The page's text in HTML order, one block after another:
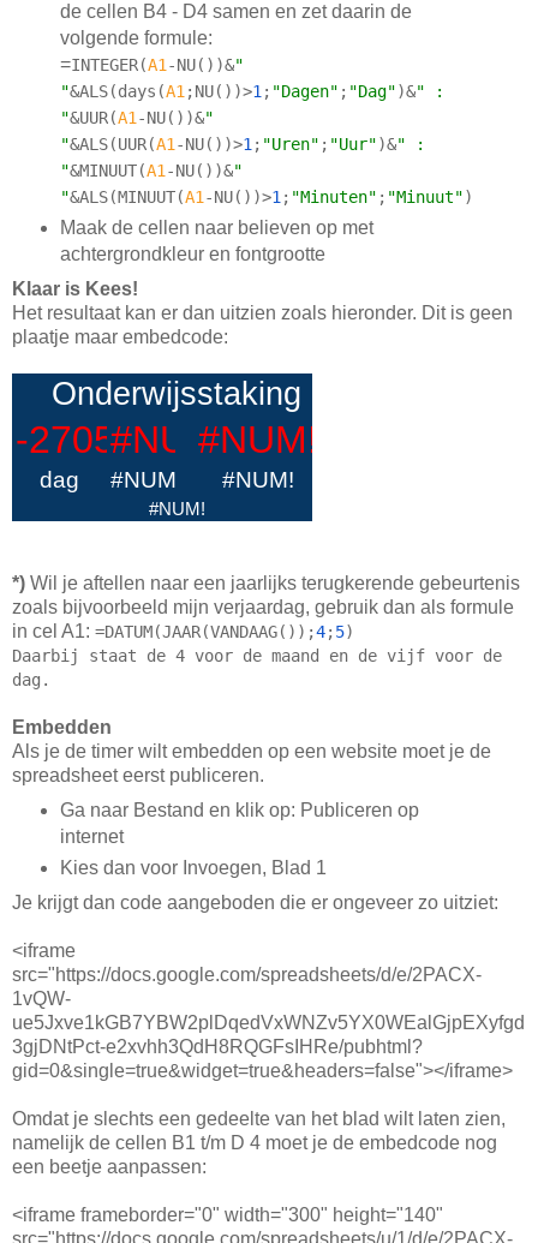
de cellen B4 - D4 samen en zet daarin de
volgende formule:
=INTEGER(A1-NU( ) )&"
"&ALS(days (A1;NU( ) )>1; "Dagen" ; "Dag")&" :
"&UUR(A1-NU( ) )&"
"&ALS(UUR(A1-NU( ) )>1; "Uren" ; "Uur")&" :
"&MINUUT(A1-NU( ) )&"
"&ALS(MINUUT(A1-NU( ) )>1; "Minuten" ; "Minuut")
Maak de cellen naar believen op met
achtergrondkleur en fontgrootte
Klaar is Kees!
Het resultaat kan er dan uitzien zoals hieronder. Dit is geen
plaatje maar embedcode:
*) Wil je aftellen naar een jaarlijks terugkerende gebeurtenis
zoals bijvoorbeeld mijn verjaardag, gebruik dan als formule
in cel A1: =DATUM(JAAR(VANDAAG( ) ) ;4;5)
Daarbij staat de 4 voor de maand en de vijf voor de
dag.
Embedden
Als je de timer wilt embedden op een website moet je de
spreadsheet eerst publiceren.
Ga naar Bestand en klik op: Publiceren op
internet
Kies dan voor Invoegen, Blad 1
Je krijgt dan code aangeboden die er ongeveer zo uitziet:
<iframe
src="https://docs.google.com/spreadsheets/d/e/2PACX-
1vQW-
ue5Jxve1kGB7YBW2plDqedVxWNZv5YX0WEalGjpEXyfgd
3gjDNtPct-e2xvhh3QdH8RQGFsIHRe/pubhtml?
gid=0&single=true&widget=true&headers=false"></iframe>
Omdat je slechts een gedeelte van het blad wilt laten zien,
namelijk de cellen B1 t/m D 4 moet je de embedcode nog
een beetje aanpassen:
<iframe frameborder="0" width="300" height="140"
src="https://docs.google.com/spreadsheets/u/1/d/e/2PACX-